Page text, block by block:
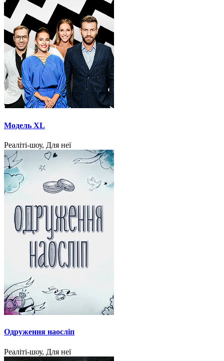
Модель XL
Реаліті-шоу, Для неї
Одруження наосліп
Реаліті-шоу, Для неї